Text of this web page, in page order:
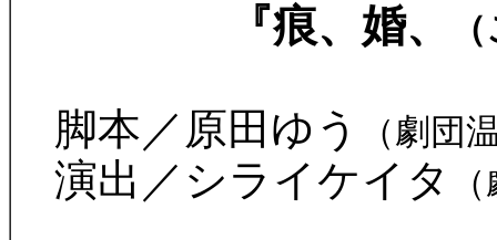
『痕、婚、
脚本／原田ゆう （劇団
演出／シライケイタ